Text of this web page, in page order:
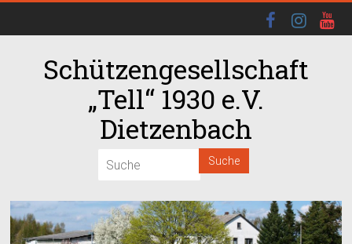
Schützengesellschaft
„Tell“ 1930 e.V.
Dietzenbach